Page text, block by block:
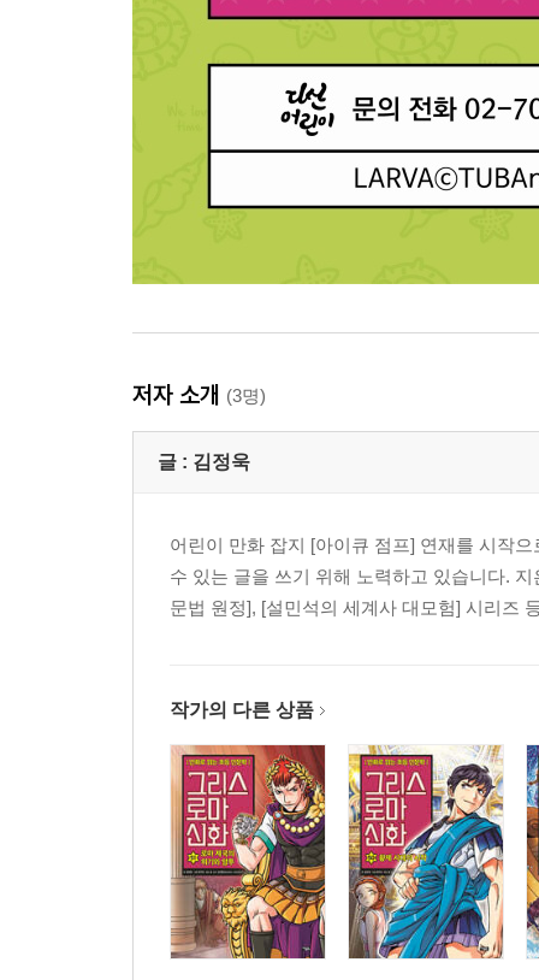
저자 소개 (3명)
글 : 김정욱
어린이 만화 잡지 [아이큐 점프] 연재를 시작
수 있는 글을 쓰기 위해 노력하고 있습니다.
문법 원정], [설민석의 세계사 대모험] 시리즈
작가의 다른 상품